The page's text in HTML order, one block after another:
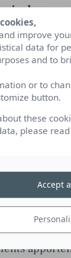
plus
King
«
contenu
?
élément
et
marque
sur
de métier
deux
et
faits. Les
improve
data for
and to
or to
button.
these
please
Accept